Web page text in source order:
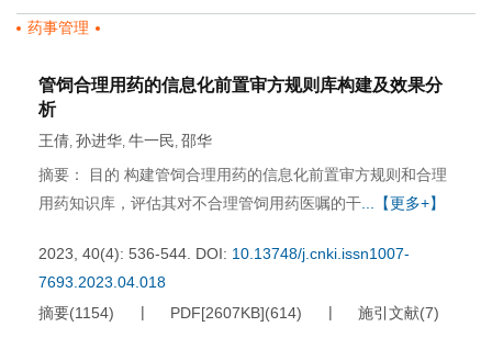
药事管理
管饲合理用药的信息化前置审方规则库构建及效果分
析
王倩, 孙进华, 牛一民, 邵华
摘要： 目的 构建管饲合理用药的信息化前置审方规则和合理
用药知识库，评估其对不合理管饲用药医嘱的干 ...【更多+】
2023, 40(4): 536-544. DOI: 10.13748/j.cnki.issn1007-
7693.2023.04.018
摘要(1154) PDF[2607KB](614) 施引文献(7)